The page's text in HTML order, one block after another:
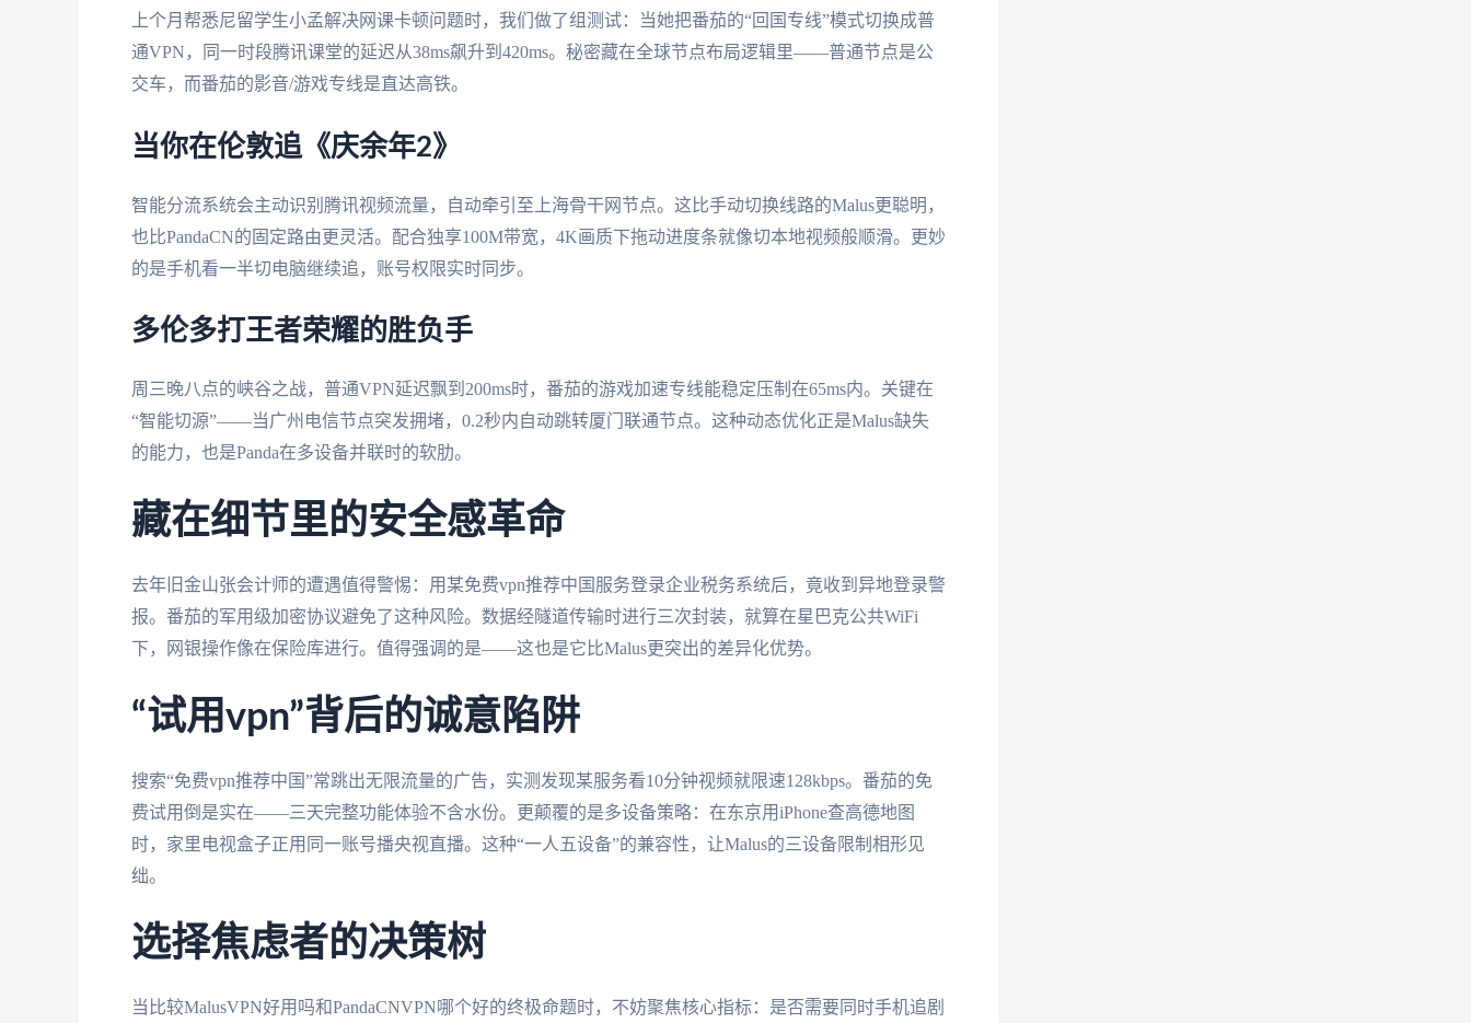
上个月帮悉尼留学生小孟解决网课卡顿问题时，我们做了组测试：当她把番茄的“回国专线”模式切换成普
通VPN，同一时段腾讯课堂的延迟从38ms飙升到420ms。秘密藏在全球节点布局逻辑里——普通节点是公
交车，而番茄的影音/游戏专线是直达高铁。
当你在伦敦追《庆余年2》
智能分流系统会主动识别腾讯视频流量，自动牵引至上海骨干网节点。这比手动切换线路的Malus更聪明，
也比PandaCN的固定路由更灵活。配合独享100M带宽，4K画质下拖动进度条就像切本地视频般顺滑。更妙
的是手机看一半切电脑继续追，账号权限实时同步。
多伦多打王者荣耀的胜负手
周三晚八点的峡谷之战，普通VPN延迟飘到200ms时，番茄的游戏加速专线能稳定压制在65ms内。关键在
“智能切源”——当广州电信节点突发拥堵，0.2秒内自动跳转厦门联通节点。这种动态优化正是Malus缺失
的能力，也是Panda在多设备并联时的软肋。
藏在细节里的安全感革命
去年旧金山张会计师的遭遇值得警惕：用某免费vpn推荐中国服务登录企业税务系统后，竟收到异地登录警
报。番茄的军用级加密协议避免了这种风险。数据经隧道传输时进行三次封装，就算在星巴克公共WiFi
下，网银操作像在保险库进行。值得强调的是——这也是它比Malus更突出的差异化优势。
“试用vpn”背后的诚意陷阱
搜索“免费vpn推荐中国”常跳出无限流量的广告，实测发现某服务看10分钟视频就限速128kbps。番茄的免
费试用倒是实在——三天完整功能体验不含水份。更颠覆的是多设备策略：在东京用iPhone查高德地图
时，家里电视盒子正用同一账号播央视直播。这种“一人五设备”的兼容性，让Malus的三设备限制相形见
绌。
选择焦虑者的决策树
当比较MalusVPN好用吗和PandaCNVPN哪个好的终极命题时，不妨聚焦核心指标：是否需要同时手机追剧